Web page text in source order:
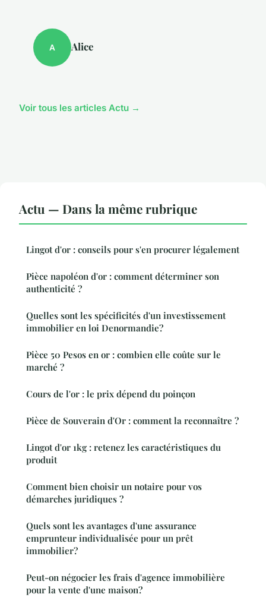
A Alice
Voir tous les articles Actu →
Actu — Dans la même rubrique
Lingot d'or : conseils pour s'en procurer légalement
Pièce napoléon d'or : comment déterminer son
authenticité ?
Quelles sont les spécificités d'un investissement
immobilier en loi Denormandie?
Pièce 50 Pesos en or : combien elle coûte sur le
marché ?
Cours de l'or : le prix dépend du poinçon
Pièce de Souverain d'Or : comment la reconnaître ?
Lingot d'or 1kg : retenez les caractéristiques du
produit
Comment bien choisir un notaire pour vos
démarches juridiques ?
Quels sont les avantages d'une assurance
emprunteur individualisée pour un prêt
immobilier?
Peut-on négocier les frais d'agence immobilière
pour la vente d'une maison?